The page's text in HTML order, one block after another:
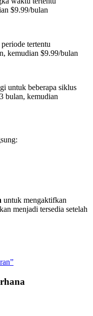
$9.99/bulan
tertentu
kemudian $9.99/bulan
untuk beberapa siklus
bulan, kemudian
untuk mengaktifkan
menjadi tersedia setelah